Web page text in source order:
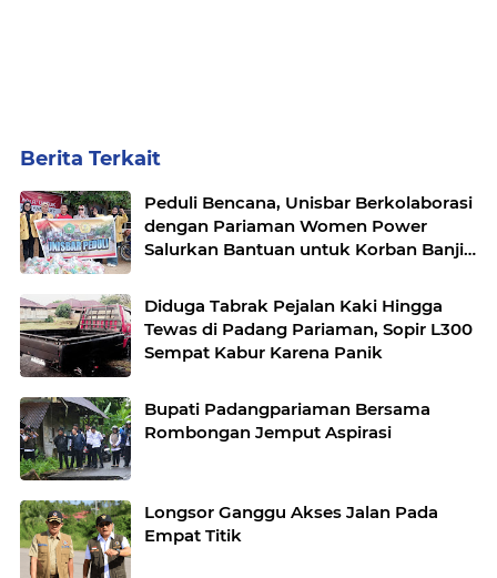
Berita Terkait
Peduli Bencana, Unisbar Berkolaborasi
dengan Pariaman Women Power
Salurkan Bantuan untuk Korban Banjir
Diduga Tabrak Pejalan Kaki Hingga
Tewas di Padang Pariaman, Sopir L300
Sempat Kabur Karena Panik
Bupati Padangpariaman Bersama
Rombongan Jemput Aspirasi
Longsor Ganggu Akses Jalan Pada
Empat Titik